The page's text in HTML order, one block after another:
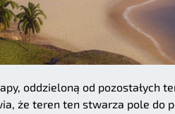
oddzieloną od pozostałych
że teren ten stwarza pole do